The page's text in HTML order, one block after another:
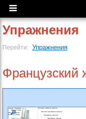
Упражнения
Перейти: Упражнения
Французский